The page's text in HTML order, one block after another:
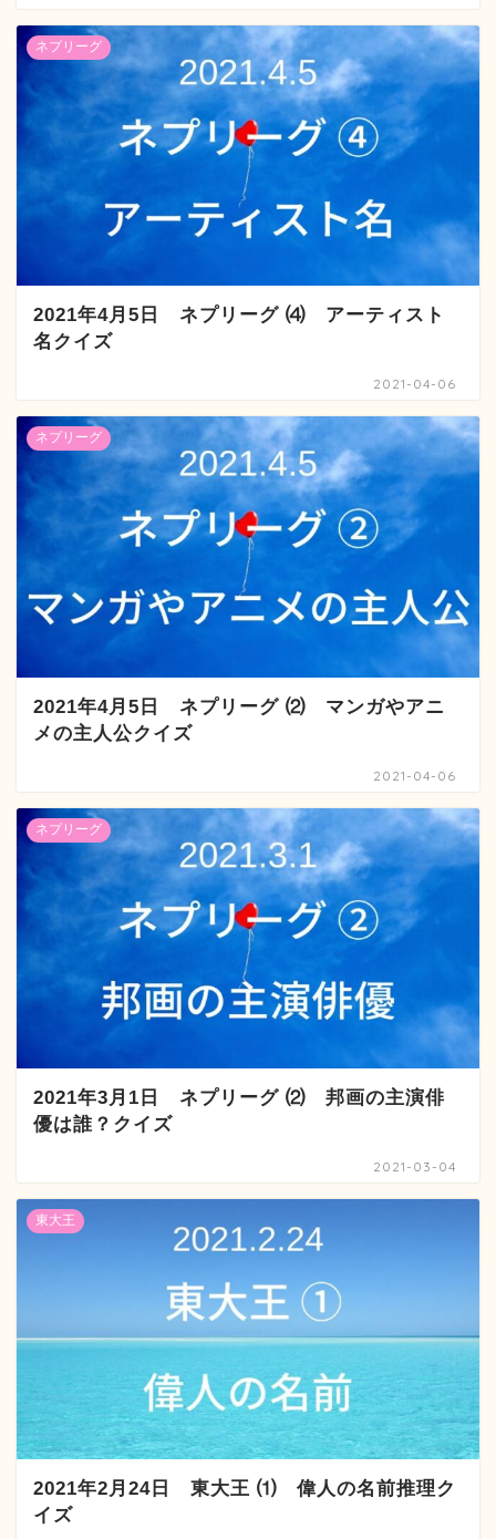
ネプリーグ
2021年4月5日 ネプリーグ ⑷ アーティスト
名クイズ
2021-04-06
ネプリーグ
2021年4月5日 ネプリーグ ⑵ マンガやアニ
メの主人公クイズ
2021-04-06
ネプリーグ
2021年3月1日 ネプリーグ ⑵ 邦画の主演俳
優は誰？クイズ
2021-03-04
東大王
2021年2月24日 東大王 ⑴ 偉人の名前推理ク
イズ